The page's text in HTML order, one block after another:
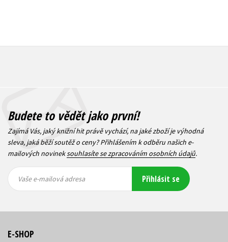
Budete to vědět jako první!
Zajímá Vás, jaký knižní hit právě vychází, na jaké zboží je výhodná
sleva, jaká běží soutěž o ceny? Přihlášením k odběru našich e-
mailových novineksouhlasíte se zpracováním osobních údajů.
mailová
mailová
Vaše e-mailová adresa Přihlásit se
E-SHOP